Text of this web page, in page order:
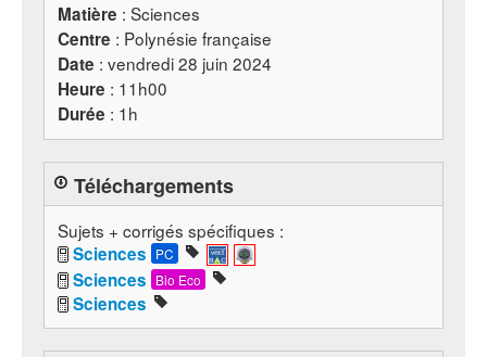
Matière : Sciences
Centre : Polynésie française
Date : vendredi 28 juin 2024
Heure : 11h00
Durée : 1h
Téléchargements
Sujets + corrigés spécifiques :
Sciences PC
Sciences Bio Eco
Sciences